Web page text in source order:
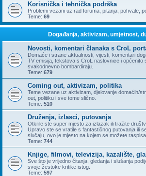
Korisnička i tehnička podrška
Problemi vezani uz rad foruma, pitanja, pohvale,
Teme: 69
Događanja, aktivizam, umjetnost,
Novosti, komentari članaka s CroL
Domaće i strane aktualnosti, vijesti, komentari
TV emisija, tekstova s CroL naslovnice i općenito
svakodnevno bombardiraju.
Teme: 679
Coming out, aktivizam, politika
Teme vezane uz aktivizam, djelovanje domaćih/
out, politiku i sve tome slično.
Teme: 510
Druženja, izlasci, putovanja
Otkrile ste super mjesto za izlazak ili tražite
Upravo ste se vratile s fantastičnog putovanja ili
slučaju, ovo je mjesto na kojem se možete
Teme: 744
Knjige, filmovi, televizija, kazalište,
Sve što je vrijedno čitanja, gledanja i slušanja
svoje žestoke kritike istog.
Teme: 597